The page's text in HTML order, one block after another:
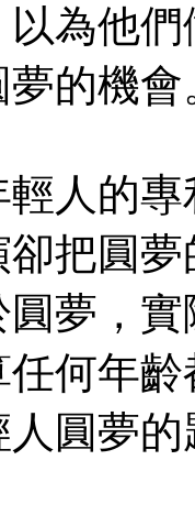
為他
的機會
人的
把圓
夢，
何年
圓夢